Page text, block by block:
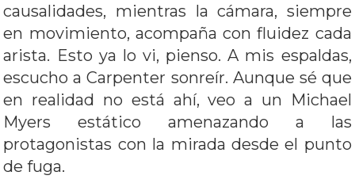
causalidades, mientras la cámara, siempre
en movimiento, acompaña con fluidez cada
arista. Esto ya lo vi, pienso. A mis espaldas,
escucho a Carpenter sonreír. Aunque sé que
en realidad no está ahí, veo a un Michael
Myers estático amenazando a las
protagonistas con la mirada desde el punto
de fuga.